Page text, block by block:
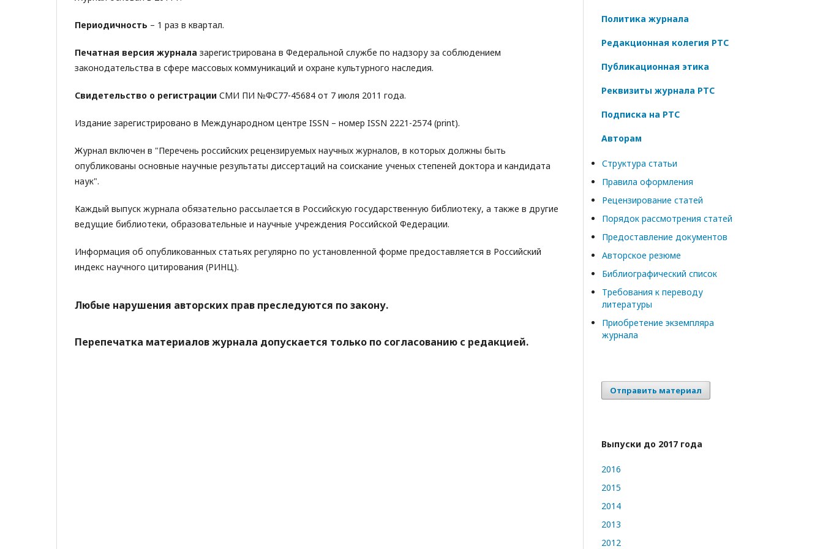
Периодичность – 1 раз в квартал.
Печатная версия журнала зарегистрирована в Федеральной службе по надзору за соблюдением
законодательства в сфере массовых коммуникаций и охране культурного наследия.
Свидетельство о регистрации СМИ ПИ №ФС77-45684 от 7 июля 2011 года.
Издание зарегистрировано в Международном центре ISSN – номер ISSN 2221-2574 (print).
Журнал включен в "Перечень российских рецензируемых научных журналов, в которых должны быть
опубликованы основные научные результаты диссертаций на соискание ученых степеней доктора и кандидата
наук".
Каждый выпуск журнала обязательно рассылается в Российскую государственную библиотеку, а также в другие
ведущие библиотеки, образовательные и научные учреждения Российской Федерации.
Информация об опубликованных статьях регулярно по установленной форме предоставляется в Российский
индекс научного цитирования (РИНЦ).
Любые нарушения авторских прав преследуются по закону.
Перепечатка материалов журнала допускается только по согласованию с редакцией.
Политика журнала
Редакционная колегия РТС
Публикационная этика
Реквизиты журнала РТС
Подписка на РТС
Авторам
Структура статьи
Правила оформления
Рецензирование статей
Порядок рассмотрения статей
Предоставление документов
Авторское резюме
Библиографический список
Требования к переводу
литературы
Приобретение экземпляра
журнала
Отправить материал
Выпуски до 2017 года
2016
2015
2014
2013
2012